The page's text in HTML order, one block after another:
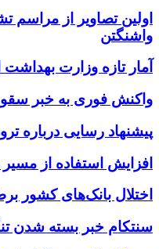
اولین تصاویر از مراسم
واشنگتن
آمار تازه وزارت بهداشت
واکنش فوری به خبر
پیشنهاد رسایی درباره
افزایش استفاده از
اختلال بانک‌های کشور
سنتکام خبر بسته شدن